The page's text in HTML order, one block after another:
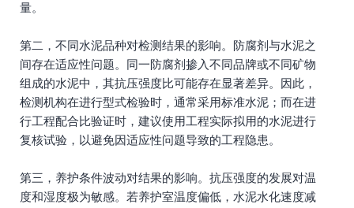
量。
第二，不同水泥品种对检测结果的影响。防腐剂与水泥之
间存在适应性问题。同一防腐剂掺入不同品牌或不同矿物
组成的水泥中，其抗压强度比可能存在显著差异。因此，
检测机构在进行型式检验时，通常采用标准水泥；而在进
行工程配合比验证时，建议使用工程实际拟用的水泥进行
复核试验，以避免因适应性问题导致的工程隐患。
第三，养护条件波动对结果的影响。抗压强度的发展对温
度和湿度极为敏感。若养护室温度偏低，水泥水化速度减